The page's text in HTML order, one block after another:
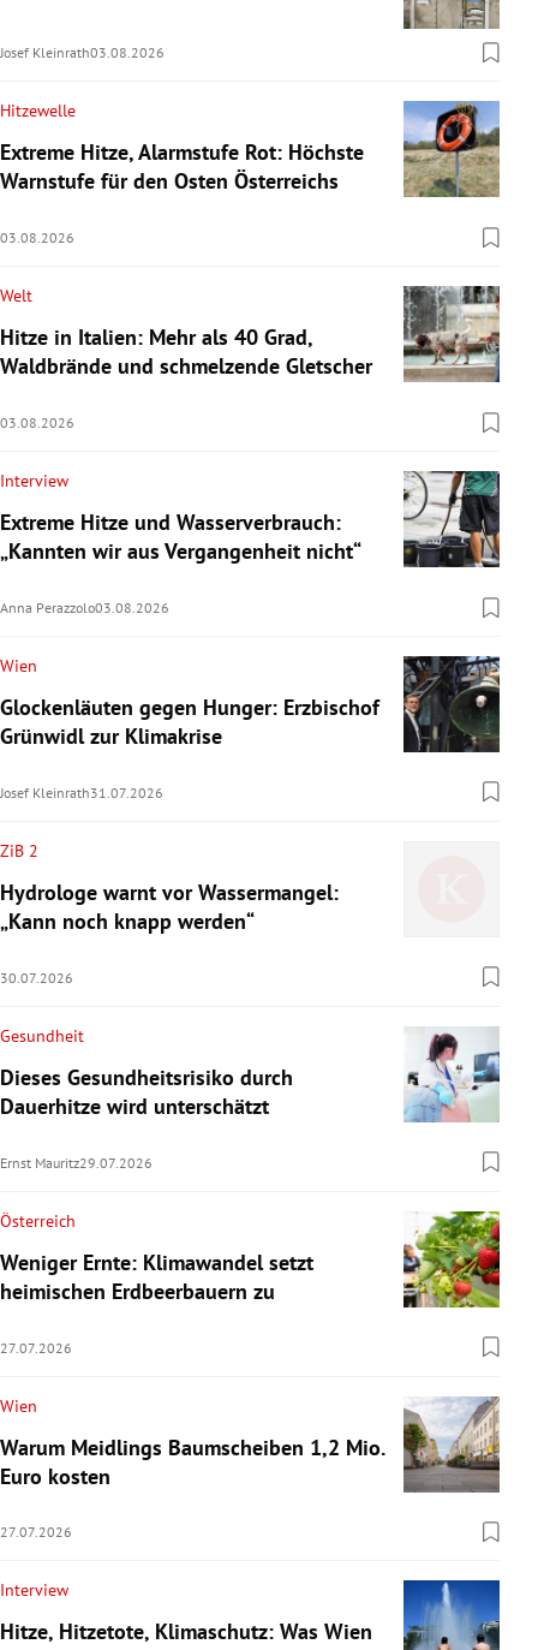
Josef Kleinrath03.08.2026
Hitzewelle
Extreme Hitze, Alarmstufe Rot: Höchste
Warnstufe für den Osten Österreichs
03.08.2026
Welt
Hitze in Italien: Mehr als 40 Grad,
Waldbrände und schmelzende Gletscher
03.08.2026
Interview
Extreme Hitze und Wasserverbrauch:
„Kannten wir aus Vergangenheit nicht“
Anna Perazzolo03.08.2026
Wien
Glockenläuten gegen Hunger: Erzbischof
Grünwidl zur Klimakrise
Josef Kleinrath31.07.2026
ZiB 2
Hydrologe warnt vor Wassermangel:
„Kann noch knapp werden“
30.07.2026
Gesundheit
Dieses Gesundheitsrisiko durch
Dauerhitze wird unterschätzt
Ernst Mauritz29.07.2026
Österreich
Weniger Ernte: Klimawandel setzt
heimischen Erdbeerbauern zu
27.07.2026
Wien
Warum Meidlings Baumscheiben 1,2 Mio.
Euro kosten
27.07.2026
Interview
Hitze, Hitzetote, Klimaschutz: Was Wien